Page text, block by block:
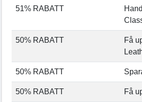
51% RABATT
50% RABATT
Få
50% RABATT
50% RABATT Få